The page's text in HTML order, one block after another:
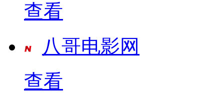
查看
八哥电影网
查看